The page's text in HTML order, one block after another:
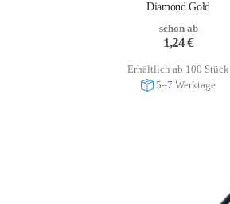
Diamond Gold
schon ab
1,24€
Erhältlich ab 100 Stück
5–7 Werktage